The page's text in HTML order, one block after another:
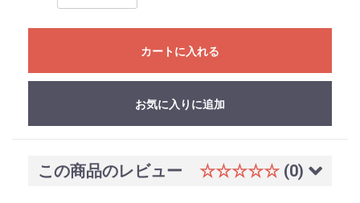
カートに入れる
お買い物を続ける
カートへ進む
お気に入りに追加
この商品のレビュー ☆☆☆☆☆ (0)